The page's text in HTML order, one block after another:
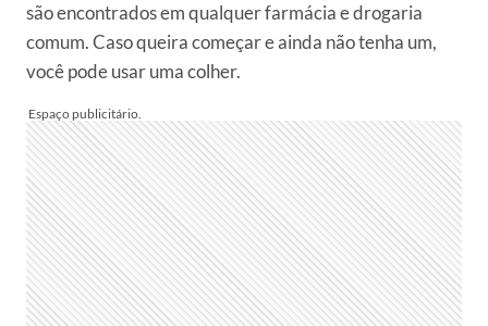
são encontrados em qualquer farmácia e drogaria
comum. Caso queira começar e ainda não tenha um,
você pode usar uma colher.